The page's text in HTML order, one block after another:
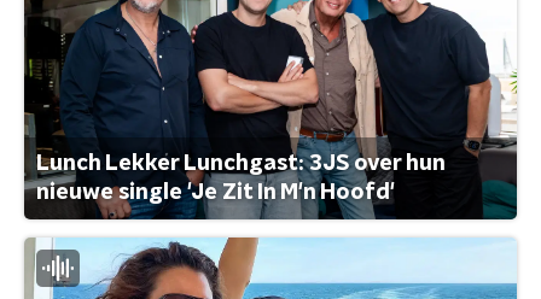
Lunch Lekker Lunchgast: 3JS over hun
nieuwe single 'Je Zit In M'n Hoofd'